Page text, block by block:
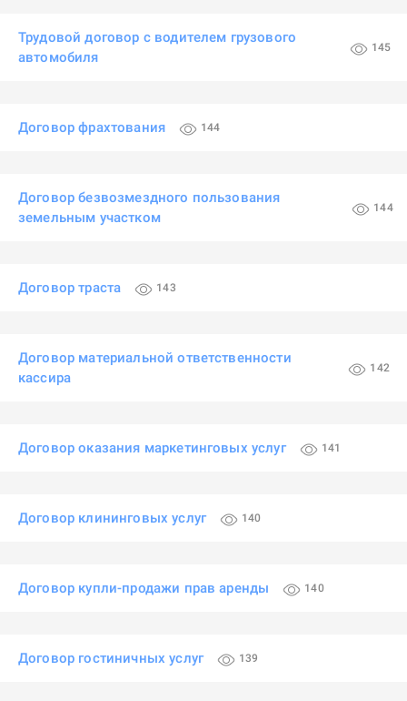
Трудовой договор с водителем грузового
автомобиля
145
Договор фрахтования 144
Договор безвозмездного пользования
земельным участком
144
Договор траста 143
Договор материальной ответственности
кассира
142
Договор оказания маркетинговых услуг 141
Договор клининговых услуг 140
Договор купли-продажи прав аренды 140
Договор гостиничных услуг 139